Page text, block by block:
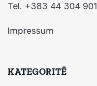
Tel. +383 44 304 901
Impressum
KATEGORITË